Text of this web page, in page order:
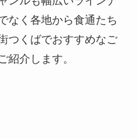
なく各地から食通たち
つくばでおすすめなご
紹介します。